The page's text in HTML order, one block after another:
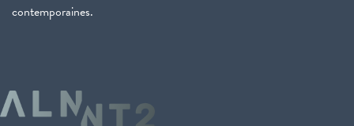
contemporaines.